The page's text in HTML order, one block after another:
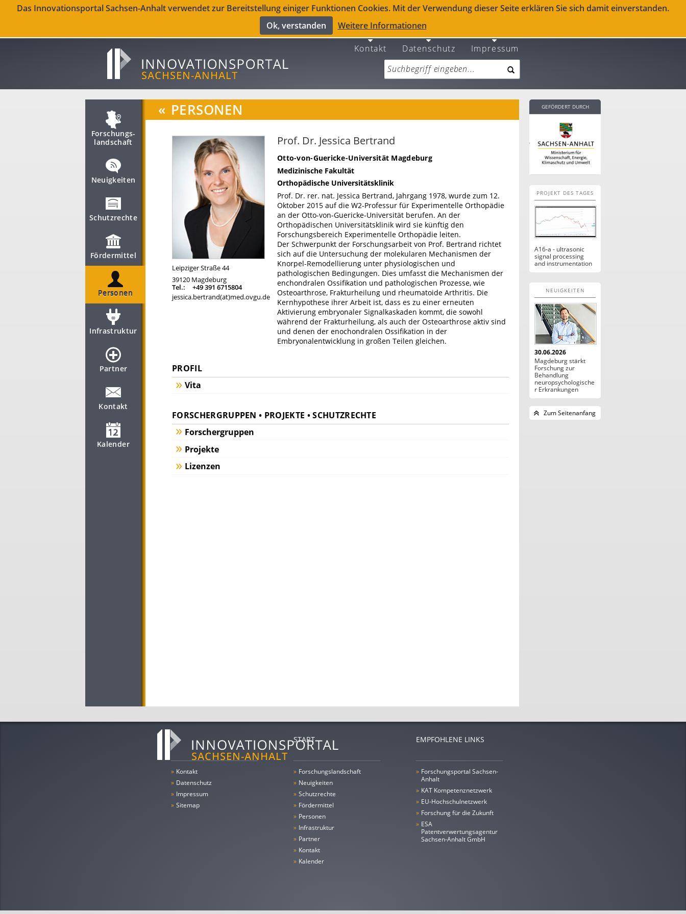
Das Innovationsportal Sachsen-Anhalt verwendet zur Bereitstellung einiger Funktionen Cookies. Mit der Verwendung dieser Seite erklären Sie sich damit einverstanden.
Ok, verstanden
Weitere Informationen
Kontakt Datenschutz Impressum
Forschungs­
landschaft
Neuigkeiten
Schutzrechte
Fördermittel
Personen
Infrastruktur
Partner
Kontakt
Kalender
« PERSONEN
Leipziger Straße 44
39120 Magdeburg
Tel.:
+49 391 6715804
jessica.bertrand(at)med.ovgu.de
Prof. Dr. Jessica Bertrand
Otto-von-Guericke-Universität Magdeburg
Medizinische Fakultät
Orthopädische Universitätsklinik
Prof. Dr. rer. nat. Jessica Bertrand, Jahrgang 1978, wurde zum 12.
Oktober 2015 auf die W2-Professur für Experimentelle Orthopädie
an der Otto-von-Guericke-Universität berufen. An der
Orthopädischen Universitätsklinik wird sie künftig den
Forschungsbereich Experimentelle Orthopädie leiten.
Der Schwerpunkt der Forschungsarbeit von Prof. Bertrand richtet
sich auf die Untersuchung der molekularen Mechanismen der
Knorpel-Remodellierung unter physiologischen und
pathologischen Bedingungen. Dies umfasst die Mechanismen der
enchondralen Ossifikation und pathologischen Prozesse, wie
Osteoarthrose, Frakturheilung und rheumatoide Arthritis. Die
Kernhypothese ihrer Arbeit ist, dass es zu einer erneuten
Aktivierung embryonaler Signalkaskaden kommt, die sowohl
während der Frakturheilung, als auch der Osteoarthrose aktiv sind
und denen der enochondralen Ossifikation in der
Embryonalentwicklung in großen Teilen gleichen.
PROFIL
Vita
FORSCHERGRUPPEN • PROJEKTE • SCHUTZRECHTE
Forschergruppen
Projekte
Lizenzen
GEFÖRDERT DURCH
PROJEKT DES TAGES
A16-a - ultrasonic
signal processing
and instrumentation
NEUIGKEITEN
30.06.2026
Magdeburg stärkt
Forschung zur
Behandlung
neuropsychologische
r Erkrankungen
Zum Seitenanfang
» Kontakt
» Datenschutz
» Impressum
» Sitemap
START
» Forschungs­landschaft
» Neuigkeiten
» Schutzrechte
» Fördermittel
» Personen
» Infrastruktur
» Partner
» Kontakt
» Kalender
EMPFOHLENE LINKS
» Forschungsportal Sachsen-
Anhalt
» KAT Kompetenznetzwerk
» EU-Hochschulnetzwerk
» Forschung für die Zukunft
» ESA
Patentverwertungsagentur
Sachsen-Anhalt GmbH